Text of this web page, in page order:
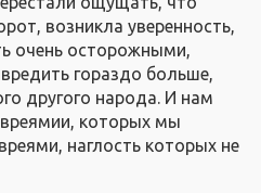
возникла уверенность,
очень осторожными,
гораздо больше,
другого народа. И нам
которых мы
наглость которых не